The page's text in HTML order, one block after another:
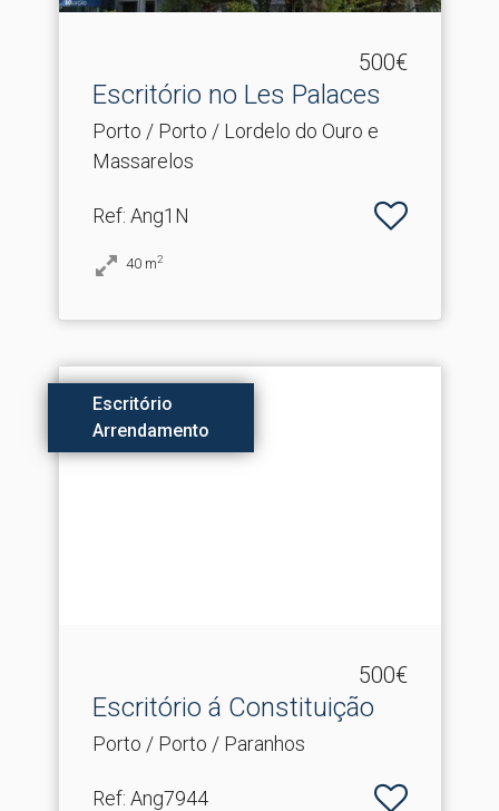
500€
Escritório no Les Palaces
Porto / Porto / Lordelo do Ouro e
Massarelos
Ref: Ang1N
40 m2
Escritório
Arrendamento
500€
Escritório á Constituição
Porto / Porto / Paranhos
Ref: Ang7944